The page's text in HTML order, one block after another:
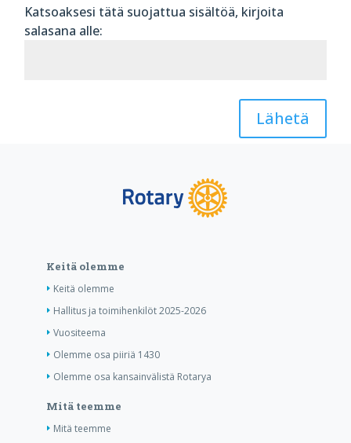
Katsoaksesi tätä suojattua sisältöä, kirjoita
salasana alle:
Lähetä
Keitä olemme
Keitä olemme
Hallitus ja toimihenkilöt 2025-2026
Vuositeema
Olemme osa piiriä 1430
Olemme osa kansainvälistä Rotarya
Mitä teemme
Mitä teemme